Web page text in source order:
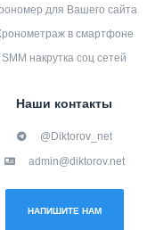
для Вашего сайта
в смартфоне
SMM накрутка соц сетей
Наши контакты
@Diktorov_net
admin@diktorov.net
НАПИШИТЕ НАМ